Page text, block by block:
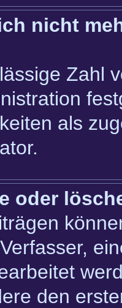
nicht
Zahl
als
oder
den